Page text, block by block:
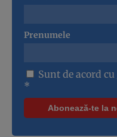
Prenumele
Sunt de acord cu
*